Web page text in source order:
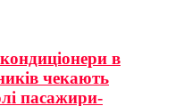
в
чекають
пасажири-